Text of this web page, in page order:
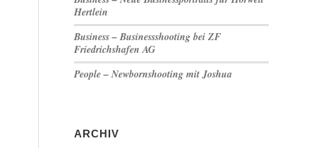
Hertlein
Business – Businessshooting bei ZF
Friedrichshafen AG
People – Newbornshooting mit Joshua
ARCHIV